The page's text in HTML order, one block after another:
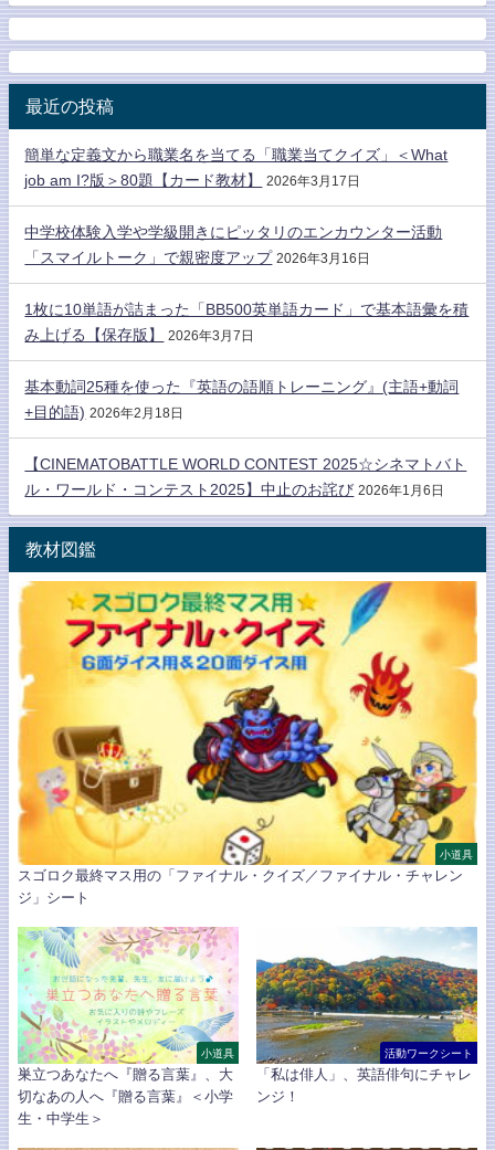
最近の投稿
簡単な定義文から職業名を当てる「職業当てクイズ」＜What
job am I?版＞80題【カード教材】
2026年3月17日
中学校体験入学や学級開きにピッタリのエンカウンター活動
「スマイルトーク」で親密度アップ 2026年3月16日
1枚に10単語が詰まった「BB500英単語カード」で基本語彙を積
み上げる【保存版】
2026年3月7日
基本動詞25種を使った『英語の語順トレーニング』(主語+動詞
+目的語) 2026年2月18日
【CINEMATOBATTLE WORLD CONTEST 2025☆シネマトバト
ル・ワールド・コンテスト2025】中止のお詫び 2026年1月6日
教材図鑑
小道具
スゴロク最終マス用の「ファイナル・クイズ／ファイナル・チャレン
ジ」シート
小道具
巣立つあなたへ『贈る言葉』、大
切なあの人へ『贈る言葉』＜小学
生・中学生＞
活動ワークシート
「私は俳人」、英語俳句にチャレ
ンジ！